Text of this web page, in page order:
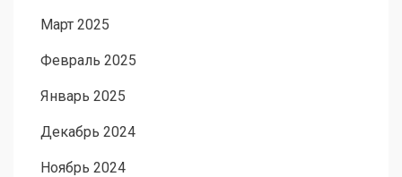
Март 2025
Февраль 2025
Январь 2025
Декабрь 2024
Ноябрь 2024